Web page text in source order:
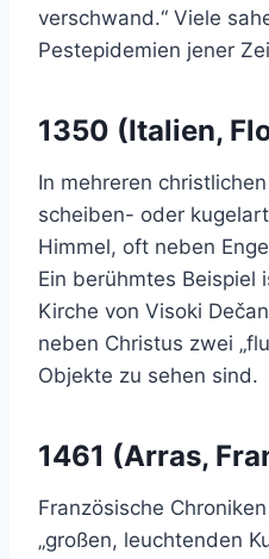
verschwand.“ Viele
Pestepidemien jener
1350 (Italien,
In mehreren
scheiben- oder
Himmel, oft neben
Ein berühmtes Beispiel
Kirche von Visoki
neben Christus zwei
Objekte zu sehen sind.
1461 (Arras,
Französische
„großen, leuchtenden